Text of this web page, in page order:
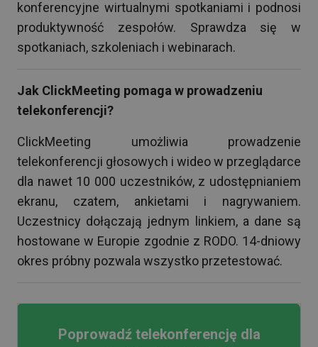
konferencyjne wirtualnymi spotkaniami i podnosi
produktywność zespołów. Sprawdza się w
spotkaniach, szkoleniach i webinarach.
Jak ClickMeeting pomaga w prowadzeniu
telekonferencji?
ClickMeeting umożliwia prowadzenie
telekonferencji głosowych i wideo w przeglądarce
dla nawet 10 000 uczestników, z udostępnianiem
ekranu, czatem, ankietami i nagrywaniem.
Uczestnicy dołączają jednym linkiem, a dane są
hostowane w Europie zgodnie z RODO. 14-dniowy
okres próbny pozwala wszystko przetestować.
Poprowadź telekonferencję dla